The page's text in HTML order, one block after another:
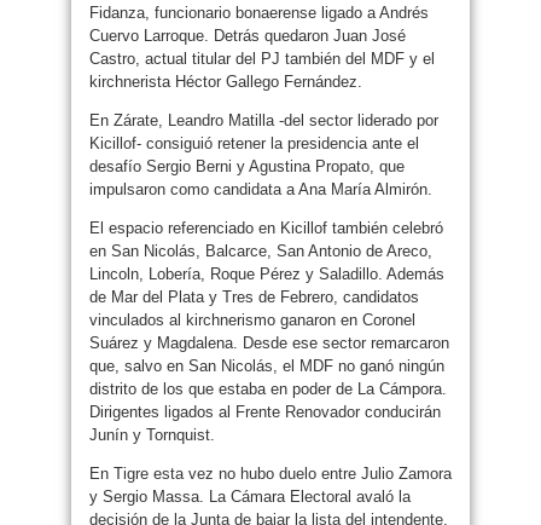
Fidanza, funcionario bonaerense ligado a Andrés
Cuervo Larroque. Detrás quedaron Juan José
Castro, actual titular del PJ también del MDF y el
kirchnerista Héctor Gallego Fernández.
En Zárate, Leandro Matilla -del sector liderado por
Kicillof- consiguió retener la presidencia ante el
desafío Sergio Berni y Agustina Propato, que
impulsaron como candidata a Ana María Almirón.
El espacio referenciado en Kicillof también celebró
en San Nicolás, Balcarce, San Antonio de Areco,
Lincoln, Lobería, Roque Pérez y Saladillo. Además
de Mar del Plata y Tres de Febrero, candidatos
vinculados al kirchnerismo ganaron en Coronel
Suárez y Magdalena. Desde ese sector remarcaron
que, salvo en San Nicolás, el MDF no ganó ningún
distrito de los que estaba en poder de La Cámpora.
Dirigentes ligados al Frente Renovador conducirán
Junín y Tornquist.
En Tigre esta vez no hubo duelo entre Julio Zamora
y Sergio Massa. La Cámara Electoral avaló la
decisión de la Junta de bajar la lista del intendente,